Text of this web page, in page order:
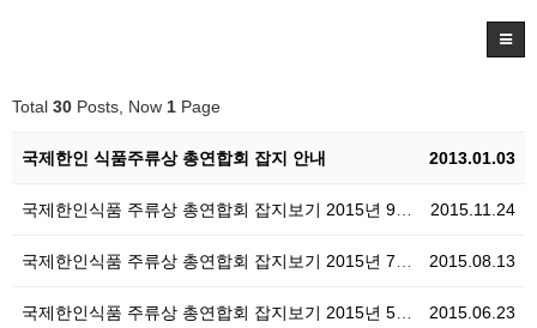
Total 30 Posts, Now 1 Page
2013.01.03
국제한인 식품주류상 총연합회 잡지 안내
2015.11.24
국제한인식품 주류상 총연합회 잡지보기 2015년 9월~…
2015.08.13
국제한인식품 주류상 총연합회 잡지보기 2015년 7월~…
2015.06.23
국제한인식품 주류상 총연합회 잡지보기 2015년 5월~…